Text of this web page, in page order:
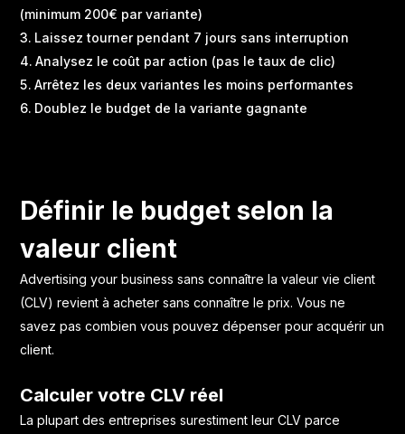
(minimum 200€ par variante)
Laissez tourner pendant 7 jours sans interruption
Analysez le coût par action (pas le taux de clic)
Arrêtez les deux variantes les moins performantes
Doublez le budget de la variante gagnante
Définir le budget selon la
valeur client
Advertising your business sans connaître la valeur vie client
(CLV) revient à acheter sans connaître le prix. Vous ne
savez pas combien vous pouvez dépenser pour acquérir un
client.
Calculer votre CLV réel
La plupart des entreprises surestiment leur CLV parce